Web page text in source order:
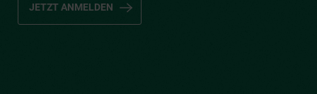
JETZT ANMELDEN